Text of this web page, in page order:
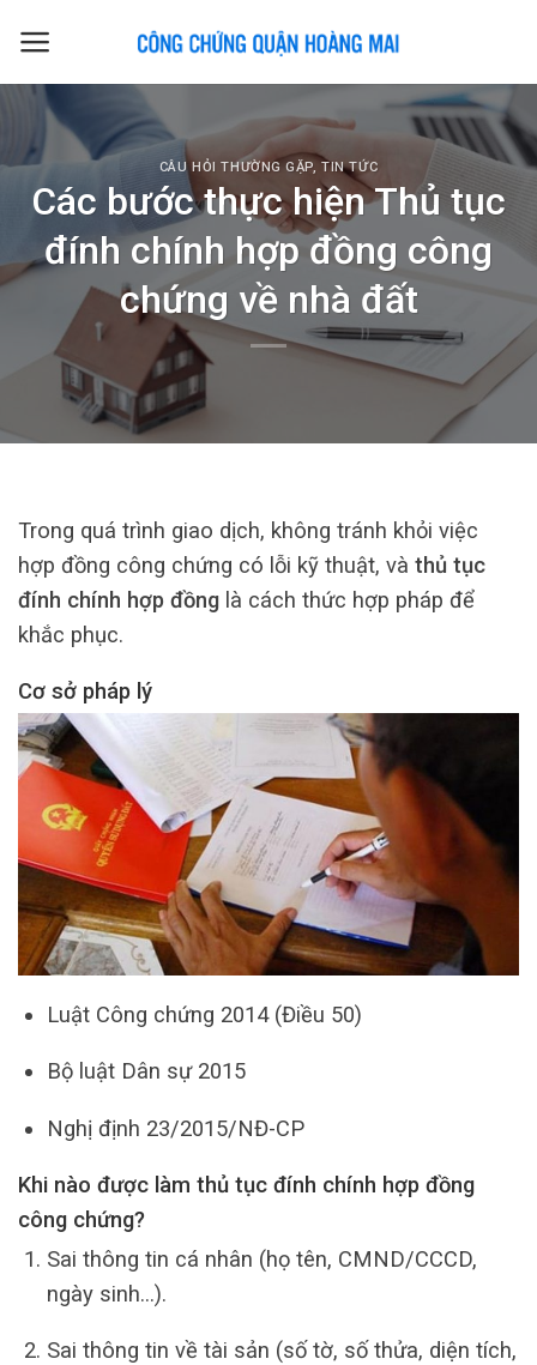
CÂU HỎI THƯỜNG GẶP,TIN TỨC
Các bước thực hiện Thủ tục
đính chính hợp đồng công
chứng về nhà đất
Trong quá trình giao dịch, không tránh khỏi việc
hợp đồng công chứng có lỗi kỹ thuật, và thủ tục
đính chính hợp đồng là cách thức hợp pháp để
khắc phục.
Cơ sở pháp lý
Luật Công chứng 2014 (Điều 50)
Bộ luật Dân sự 2015
Nghị định 23/2015/NĐ-CP
Khi nào được làm thủ tục đính chính hợp đồng
công chứng?
Sai thông tin cá nhân (họ tên, CMND/CCCD,
ngày sinh…).
Sai thông tin về tài sản (số tờ, số thửa, diện tích,